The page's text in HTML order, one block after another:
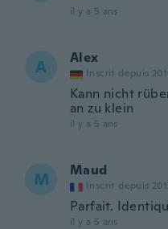
il y a 5 ans
A Alex
Inscrit depuis
Kann nicht
an zu klein
il y a 5 ans
M Maud
Inscrit depuis
Parfait.
il y a 5 ans